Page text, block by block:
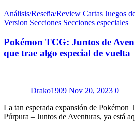
Análisis/Reseña/Review Cartas Juegos
Version Secciones Secciones especiales
Pokémon TCG: Juntos de
que trae algo especial de vuelta
Drako1909 Nov 20, 2023 0
La tan esperada expansión de Pokémon
Púrpura – Juntos de Aventuras, ya está